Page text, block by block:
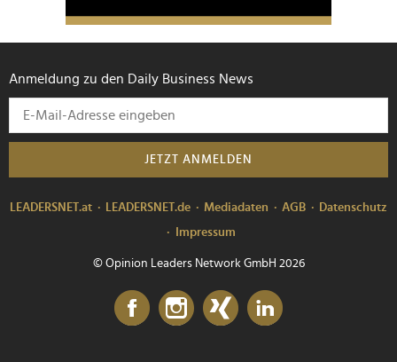
Anmeldung zu den Daily Business News
JETZT ANMELDEN
LEADERSNET.at LEADERSNET.de Mediadaten AGB
Datenschutz
Impressum
© Opinion Leaders Network GmbH 2026